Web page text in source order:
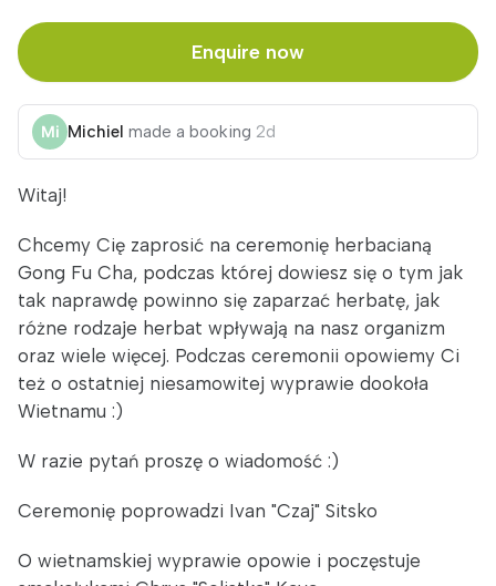
Enquire now
Michiel made a booking 2d
Witaj!
Chcemy Cię zaprosić na ceremonię herbacianą
Gong Fu Cha, podczas której dowiesz się o tym jak
tak naprawdę powinno się zaparzać herbatę, jak
różne rodzaje herbat wpływają na nasz organizm
oraz wiele więcej. Podczas ceremonii opowiemy Ci
też o ostatniej niesamowitej wyprawie dookoła
Wietnamu :)
W razie pytań proszę o wiadomość :)
Ceremonię poprowadzi Ivan "Czaj" Sitsko
O wietnamskiej wyprawie opowie i poczęstuje